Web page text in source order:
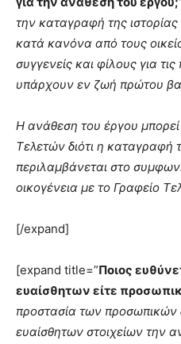
την καταγραφή της
κατά κανόνα από τους
συγγενείς και φίλους για
υπάρχουν εν ζωή πρώτου
Η ανάθεση του έργου μπορεί
Τελετών διότι η καταγραφή
περιλαμβάνεται στο
οικογένεια με το Γραφείο
[/expand]
[expand title=”Ποιος
ευαίσθητων είτε
προστασία των προσωπικών
ευαίσθητων στοιχείων την